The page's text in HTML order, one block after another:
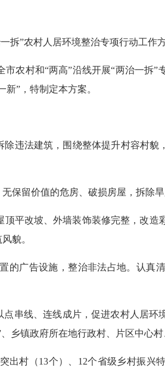
”农村人居环境整治专项行动工作
村和“两高”沿线开展“两治一拆”
”，特制定本方案。
法建筑，围绕整体提升村容村貌
留价值的危房、破损房屋，拆除旱
改坡、外墙装饰装修完整，改造
貌。
广告设施，整治非法占地。认真
线、连线成片，促进农村人居环
乡镇政府所在地行政村、片区中心
村（13个）、12个省级乡村振兴